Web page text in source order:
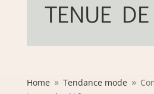
TENUE
Home 9 Tendance mode 9